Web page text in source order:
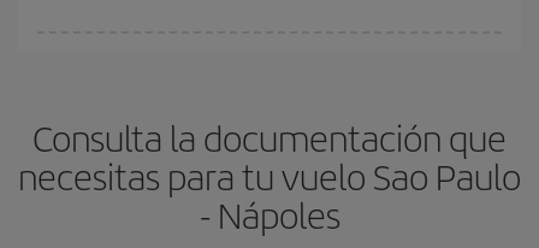
Consulta la documentación que
necesitas para tu vuelo Sao Paulo
- Nápoles